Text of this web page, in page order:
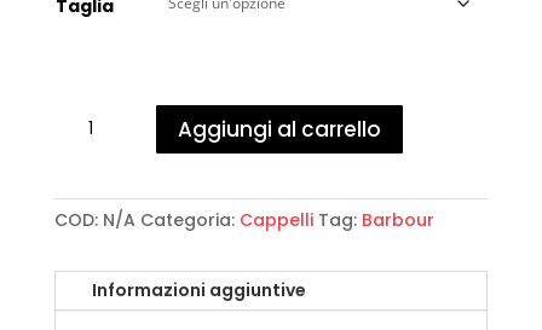
Taglia
Hat
Aggiungi al carrello
COD: N/A Categoria: Cappelli Tag: Barbour
Informazioni aggiuntive